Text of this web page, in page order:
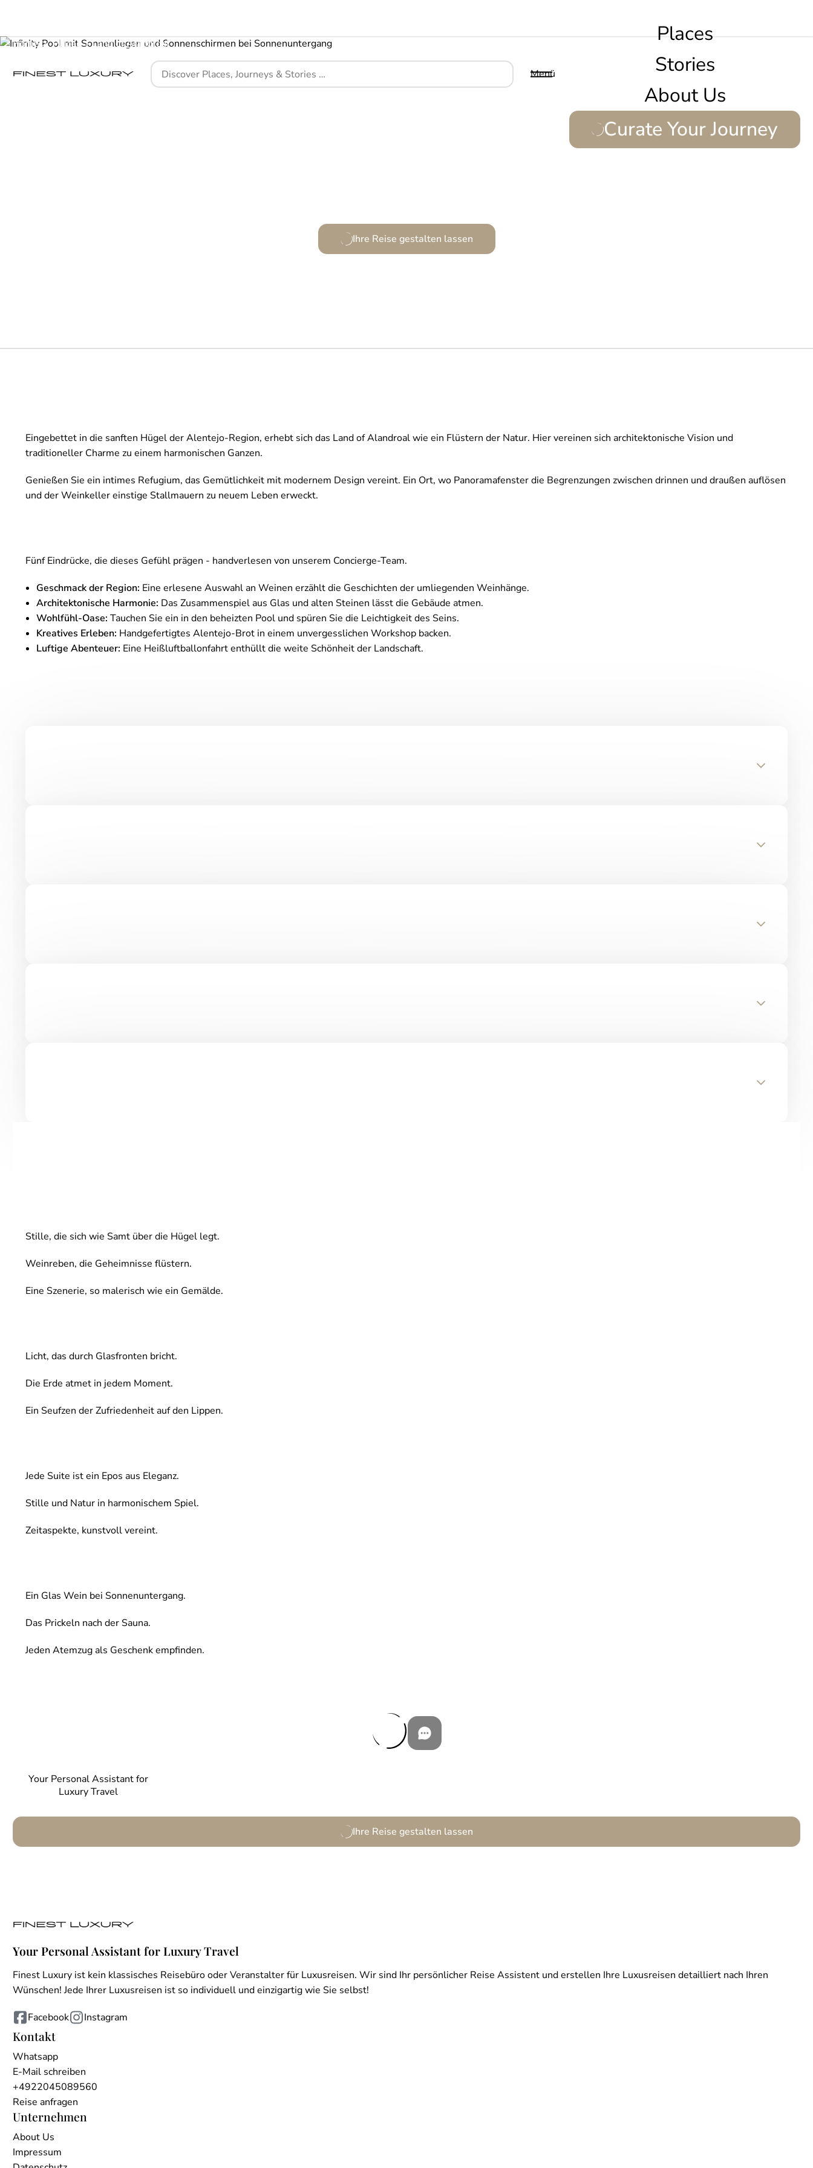
Menü
Places
Stories
About Us
Curate Your Journey
Home Places Land of Alandroal
Ihre Reise gestalten lassen
Your Personal Assistant for
Luxury Travel
Ihre Reise gestalten lassen
Eingebettet in die sanften Hügel der Alentejo-Region, erhebt sich das Land of Alandroal wie ein Flüstern der Natur. Hier vereinen sich architektonische Vision und
traditioneller Charme zu einem harmonischen Ganzen.
Genießen Sie ein intimes Refugium, das Gemütlichkeit mit modernem Design vereint. Ein Ort, wo Panoramafenster die Begrenzungen zwischen drinnen und draußen auflösen
und der Weinkeller einstige Stallmauern zu neuem Leben erweckt.
Fünf Eindrücke, die dieses Gefühl prägen - handverlesen von unserem Concierge-Team.
Geschmack der Region: Eine erlesene Auswahl an Weinen erzählt die Geschichten der umliegenden Weinhänge.
Architektonische Harmonie: Das Zusammenspiel aus Glas und alten Steinen lässt die Gebäude atmen.
Wohlfühl-Oase: Tauchen Sie ein in den beheizten Pool und spüren Sie die Leichtigkeit des Seins.
Kreatives Erleben: Handgefertigtes Alentejo-Brot in einem unvergesslichen Workshop backen.
Luftige Abenteuer: Eine Heißluftballonfahrt enthüllt die weite Schönheit der Landschaft.
Stille, die sich wie Samt über die Hügel legt.
Weinreben, die Geheimnisse flüstern.
Eine Szenerie, so malerisch wie ein Gemälde.
Licht, das durch Glasfronten bricht.
Die Erde atmet in jedem Moment.
Ein Seufzen der Zufriedenheit auf den Lippen.
Jede Suite ist ein Epos aus Eleganz.
Stille und Natur in harmonischem Spiel.
Zeitaspekte, kunstvoll vereint.
Ein Glas Wein bei Sonnenuntergang.
Das Prickeln nach der Sauna.
Jeden Atemzug als Geschenk empfinden.
Your Personal Assistant for Luxury Travel
Finest Luxury ist kein klassisches Reisebüro oder Veranstalter für Luxusreisen. Wir sind Ihr persönlicher Reise Assistent und erstellen Ihre Luxusreisen detailliert nach Ihren
Wünschen! Jede Ihrer Luxusreisen ist so individuell und einzigartig wie Sie selbst!
Facebook Instagram
Kontakt
Whatsapp
E-Mail schreiben
+4922045089560
Reise anfragen
Unternehmen
About Us
Impressum